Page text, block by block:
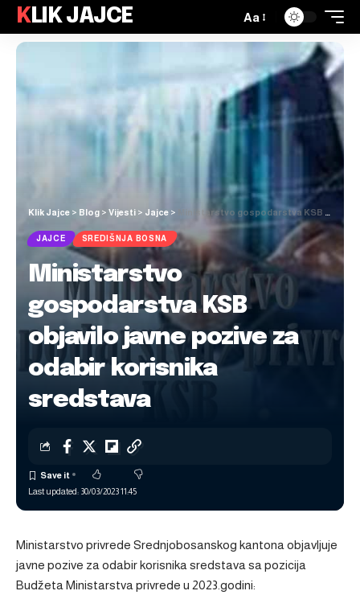
KLIK JAJCE Aa
Klik Jajce > Blog > Vijesti > Jajce > Ministarstvo gospodarstva KSB objavilo javne pozive za odabir korisnika sredstava
JAJCE SREDIŠNJA BOSNA
Ministarstvo
gospodarstva KSB
objavilo javne pozive za
odabir korisnika
sredstava
Last updated: 30/03/2023 11:45
Ministarstvo privrede Srednjobosanskog kantona objavljuje
javne pozive za odabir korisnika sredstava sa pozicija
Budžeta Ministarstva privrede u 2023.godini: